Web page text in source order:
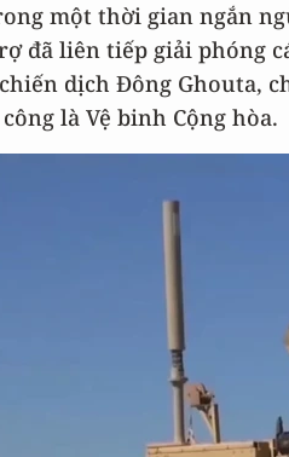
một thời gian ngắn
đã liên tiếp giải phóng
dịch Đông Ghouta,
là Vệ binh Cộng hòa.